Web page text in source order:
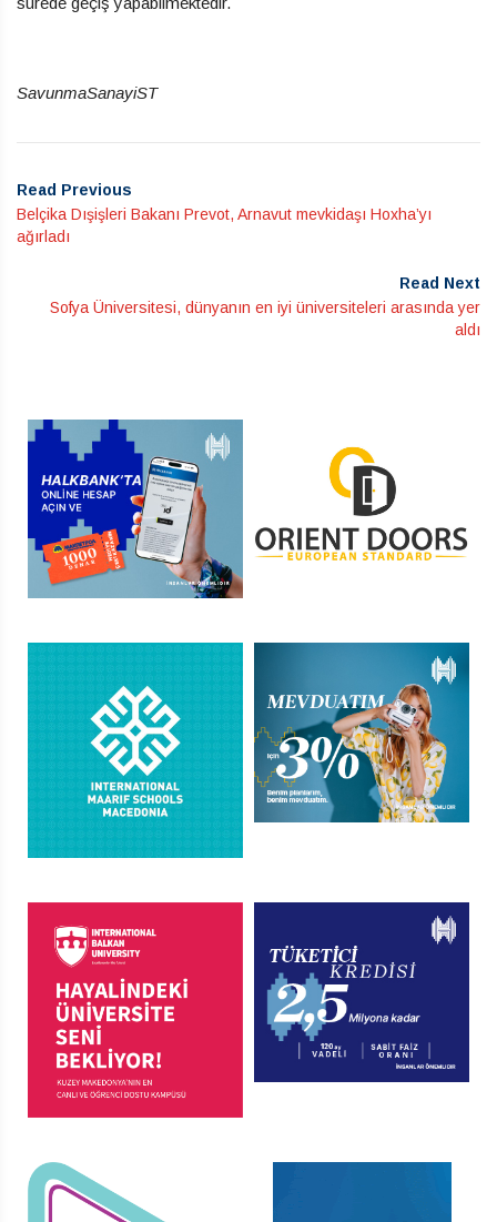
SavunmaSanayiST
Read Previous
Belçika Dışişleri Bakanı Prevot, Arnavut mevkidaşı Hoxha’yı
ağırladı
Read Next
Sofya Üniversitesi, dünyanın en iyi üniversiteleri arasında yer
aldı